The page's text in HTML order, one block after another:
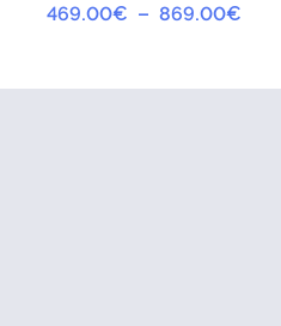
469.00€ – 869.00€